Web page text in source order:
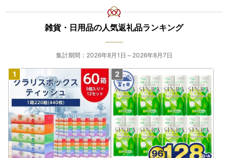
ット等の郵送をさせていただく場合がございます。
雑貨・日用品の人気返礼品ランキング
集計期間：2026年8月1日～2026年8月7日